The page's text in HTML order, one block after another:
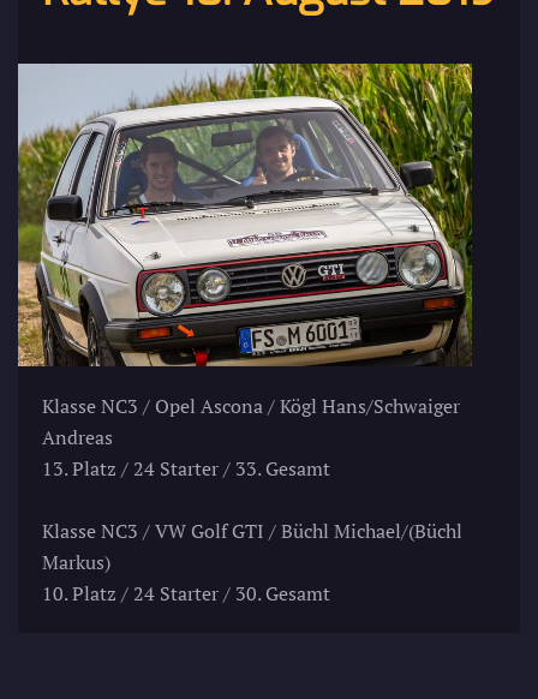
Klasse NC3 / Opel Ascona / Kögl Hans/Schwaiger
Andreas
13. Platz / 24 Starter / 33. Gesamt
Klasse NC3 / VW Golf GTI / Büchl Michael/(Büchl
Markus)
10. Platz / 24 Starter / 30. Gesamt